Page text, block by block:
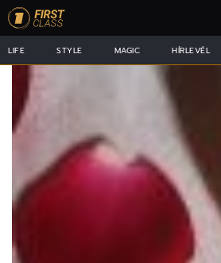
LIFE STYLE MAGIC HÍRLEVÉL